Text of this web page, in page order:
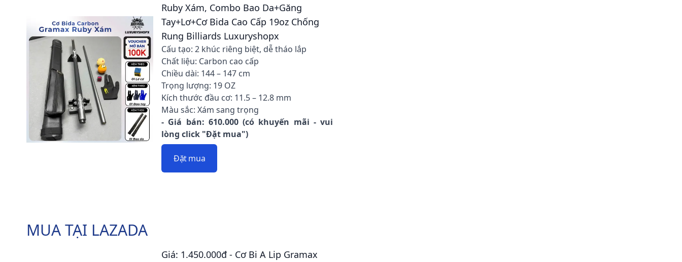
Ruby Xám, Combo Bao Da+Găng
Tay+Lơ+Cơ Bida Cao Cấp 19oz Chống
Rung Billiards Luxuryshopx
Cấu tạo: 2 khúc riêng biệt, dễ tháo lắp
Chất liệu: Carbon cao cấp
Chiều dài: 144 – 147 cm
Trọng lượng: 19 OZ
Kích thước đầu cơ: 11.5 – 12.8 mm
Màu sắc: Xám sang trọng
- Giá bán: 610.000 (có khuyến mãi - vui
lòng click "Đặt mua")
Đặt mua
MUA TẠI LAZADA
Giá: 1.450.000đ - Cơ Bi A Lip Gramax